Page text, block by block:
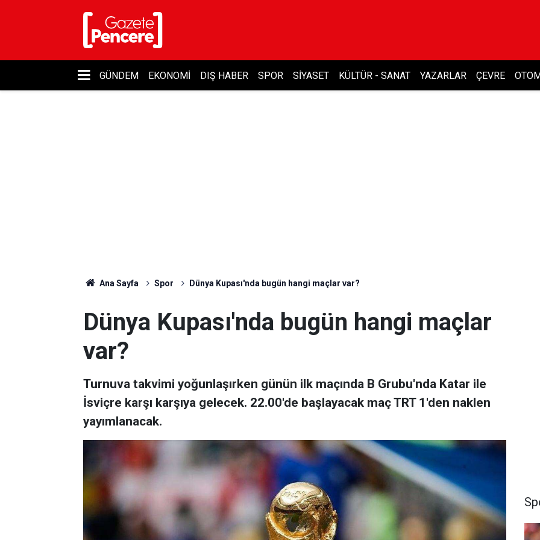
GÜNDEM EKONOMI DIŞ HABER SPOR SIYASET KÜLTÜR - SANAT YAZARLAR ÇEVRE
Ana Sayfa Spor Dünya Kupası'nda bugün hangi maçlar var?
Dünya Kupası'nda bugün hangi maçlar
var?
Turnuva takvimi yoğunlaşırken günün ilk maçında B Grubu'nda Katar ile
İsviçre karşı karşıya gelecek. 22.00'de başlayacak maç TRT 1'den naklen
yayımlanacak.